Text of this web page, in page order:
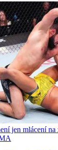
jen mlácení na